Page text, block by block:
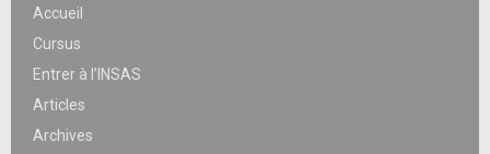
Accueil
Cursus
Entrer à l’INSAS
Articles
Archives